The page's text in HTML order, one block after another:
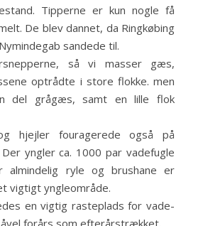
Tipperne er kun nogle få
De blev dannet, da Ringkøbing
sandede til.
så vi masser gæs,
optrådte i store flokke. men
del grågæs, samt en lille flok
hjejler fouragerede også på
yngler ca. 1000 par vadefugle
almindelig ryle og brushane er
vigtigt yngleområde.
en vigtig rasteplads for vade-
forårs som efterårstrækket.